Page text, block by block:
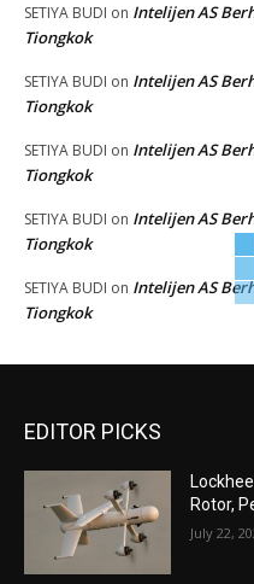
SETIYA BUDI on Intelijen AS
Tiongkok
SETIYA BUDI on Intelijen AS
Tiongkok
SETIYA BUDI on Intelijen AS
Tiongkok
SETIYA BUDI on Intelijen AS
Tiongkok
SETIYA BUDI on Intelijen AS
Tiongkok
EDITOR PICKS
Rotor,
July 22,